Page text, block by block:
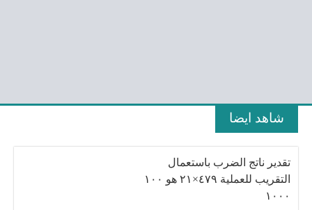
شاهد ايضا
تقدير ناتج الضرب باستعمال
التقريب للعملية ٤٧٩×٢١ هو ١٠٠
١٠٠٠